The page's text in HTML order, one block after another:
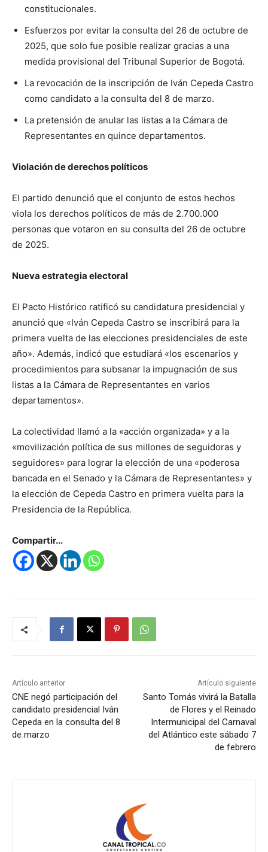
constitucionales.
Esfuerzos por evitar la consulta del 26 de octubre de
2025, que solo fue posible realizar gracias a una
medida provisional del Tribunal Superior de Bogotá.
La revocación de la inscripción de Iván Cepeda Castro
como candidato a la consulta del 8 de marzo.
La pretensión de anular las listas a la Cámara de
Representantes en quince departamentos.
Violación de derechos políticos
El partido denunció que el conjunto de estos hechos
viola los derechos políticos de más de 2.700.000
personas que votaron en su consulta del 26 de octubre
de 2025.
Nueva estrategia electoral
El Pacto Histórico ratificó su candidatura presidencial y
anunció que «Iván Cepeda Castro se inscribirá para la
primera vuelta de las elecciones presidenciales de este
año». Además, indicó que estudiará «los escenarios y
procedimientos para subsanar la impugnación de sus
listas a la Cámara de Representantes en varios
departamentos».
La colectividad llamó a la «acción organizada» y a la
«movilización política de sus millones de seguidoras y
seguidores» para lograr la elección de una «poderosa
bancada en el Senado y la Cámara de Representantes» y
la elección de Cepeda Castro en primera vuelta para la
Presidencia de la República.
Compartir...
Artículo anterior
CNE negó participación del
candidato presidencial Iván
Cepeda en la consulta del 8
de marzo
Artículo siguiente
Santo Tomás vivirá la Batalla
de Flores y el Reinado
Intermunicipal del Carnaval
del Atlántico este sábado 7
de febrero